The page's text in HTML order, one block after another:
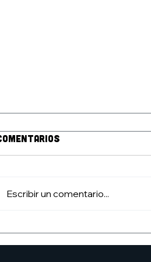
Escribir un comentario...